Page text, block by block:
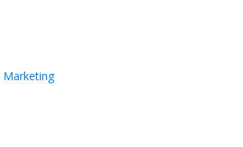
Marketing